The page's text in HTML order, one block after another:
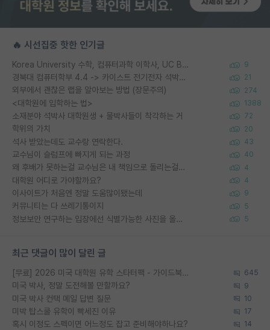
🔥 시선집중 핫한 인기글
Korea University 수학, 컴퓨터과학 이학사, UC Berkeley 산업공학 대학원 공학박사가 되는 것은 쉽지 않겠죠? 9
경북대 컴퓨터학부 4.4 -> 카이스트 전기전자 석박사통합과정 합격 21
외부에서 괜찮은 랩을 알아보는 방법 (장문주의) 274
<대학원에 입학하는 법> 1388
소재분야 석박사 대학원생 + 물박사들이 착각하는 거 72
학위의 가치 20
석사 받았는데도 교수랑 연락한다. 43
교수님이 슬럼프에 빠지게 되는 과정 40
왜 후배가 못하는걸 교수님은 내 책임으로 돌리는걸까요? 4
대학원 어디로 가야할까요? 4
이사이트가 처음엔 정말 도움많이됐는데 9
커뮤니티는 다 쓰레기통이지 5
정보보안 연구하는 입장에선 식별가능한 사진을 올리는건 비추이긴함 5
최근 댓글이 많이 달린 글
[무료] 2026 미국 대학원 유학 스타터팩 - 가이드북 & 합격자 컨택메일 템플릿 645
미국 박사, 정말 도전해볼 만할까요? 9
미국 박사 컨택 메일 답변 질문 10
미박 탑스쿨 유학이 빡세진 이유 17
혹시 이정도 스펙이면 어느정도 잡고 준비해야하나요? 14